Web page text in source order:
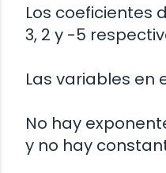
Los coeficientes
3, 2 y -5
Las variables en
No hay
y no hay